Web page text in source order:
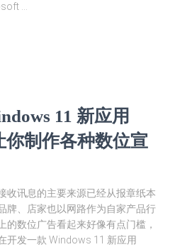
…
11 新应用
你制作各种数位宣
收讯息的主要来源已经从报章纸本
牌、店家也以网路作为自家产品行
的数位广告看起来好像有点门槛，
开发一款 Windows 11 新应用